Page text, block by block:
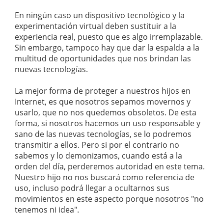
En ningún caso un dispositivo tecnológico y la
experimentación virtual deben sustituir a la
experiencia real, puesto que es algo irremplazable.
Sin embargo, tampoco hay que dar la espalda a la
multitud de oportunidades que nos brindan las
nuevas tecnologías.
La mejor forma de proteger a nuestros hijos en
Internet, es que nosotros sepamos movernos y
usarlo, que no nos quedemos obsoletos. De esta
forma, si nosotros hacemos un uso responsable y
sano de las nuevas tecnologías, se lo podremos
transmitir a ellos. Pero si por el contrario no
sabemos y lo demonizamos, cuando está a la
orden del día, perderemos autoridad en este tema.
Nuestro hijo no nos buscará como referencia de
uso, incluso podrá llegar a ocultarnos sus
movimientos en este aspecto porque nosotros "no
tenemos ni idea".